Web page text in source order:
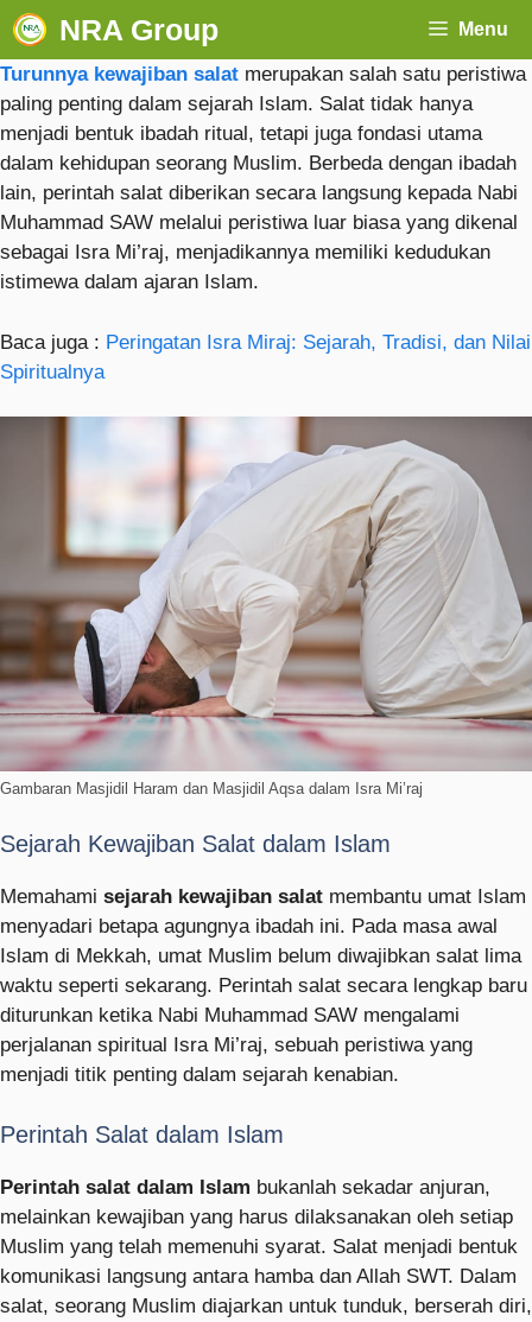
NRA Group Menu
Turunnya kewajiban salat merupakan salah satu peristiwa
paling penting dalam sejarah Islam. Salat tidak hanya
menjadi bentuk ibadah ritual, tetapi juga fondasi utama
dalam kehidupan seorang Muslim. Berbeda dengan ibadah
lain, perintah salat diberikan secara langsung kepada Nabi
Muhammad SAW melalui peristiwa luar biasa yang dikenal
sebagai Isra Mi’raj, menjadikannya memiliki kedudukan
istimewa dalam ajaran Islam.
Baca juga : Peringatan Isra Miraj: Sejarah, Tradisi, dan Nilai
Spiritualnya
Gambaran Masjidil Haram dan Masjidil Aqsa dalam Isra Mi’raj
Sejarah Kewajiban Salat dalam Islam
Memahami sejarah kewajiban salat membantu umat Islam
menyadari betapa agungnya ibadah ini. Pada masa awal
Islam di Mekkah, umat Muslim belum diwajibkan salat lima
waktu seperti sekarang. Perintah salat secara lengkap baru
diturunkan ketika Nabi Muhammad SAW mengalami
perjalanan spiritual Isra Mi’raj, sebuah peristiwa yang
menjadi titik penting dalam sejarah kenabian.
Perintah Salat dalam Islam
Perintah salat dalam Islam bukanlah sekadar anjuran,
melainkan kewajiban yang harus dilaksanakan oleh setiap
Muslim yang telah memenuhi syarat. Salat menjadi bentuk
komunikasi langsung antara hamba dan Allah SWT. Dalam
salat, seorang Muslim diajarkan untuk tunduk, berserah diri,